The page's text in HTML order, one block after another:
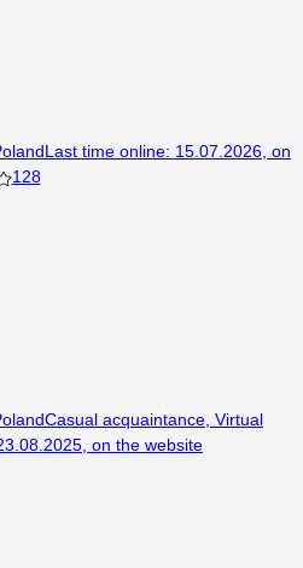
Last time online: 15.07.2026 on
128
Casual acquaintance Virtual
on the website